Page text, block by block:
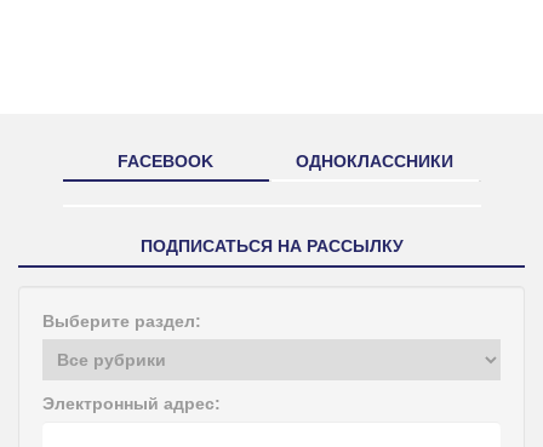
FACEBOOK ОДНОКЛАССНИКИ
ПОДПИСАТЬСЯ НА РАССЫЛКУ
Выберите раздел:
Электронный адрес: